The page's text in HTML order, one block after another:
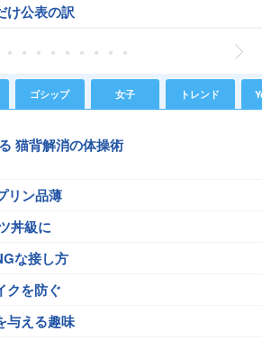
け公表の訳
ゴシップ 女子 トレンド
猫背解消の体操術
リン品薄
丼級に
な接し方
クを防ぐ
与える趣味